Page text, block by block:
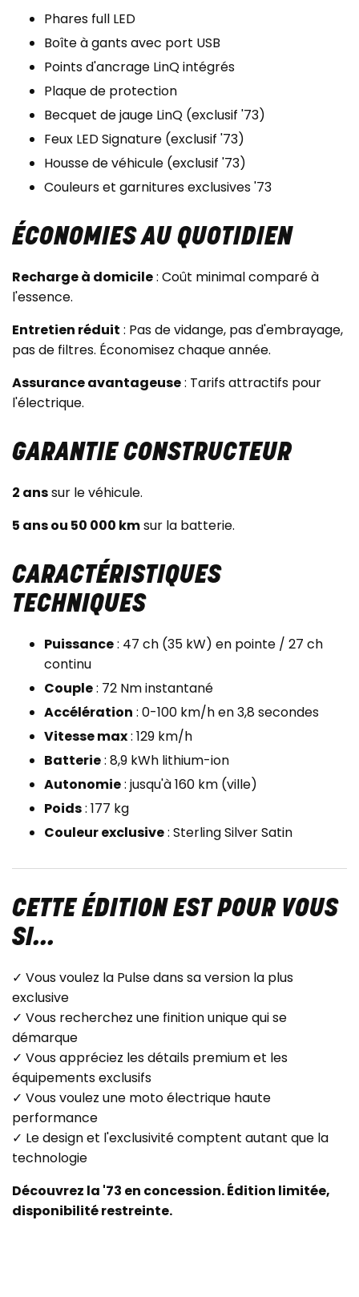
Phares full LED
Boîte à gants avec port USB
Points d'ancrage LinQ intégrés
Plaque de protection
Becquet de jauge LinQ (exclusif '73)
Feux LED Signature (exclusif '73)
Housse de véhicule (exclusif '73)
Couleurs et garnitures exclusives '73
ÉCONOMIES AU QUOTIDIEN
Recharge à domicile: Coût minimal comparé à
l'essence.
Entretien réduit : Pas de vidange, pas d'embrayage,
pas de filtres. Économisez chaque année.
Assurance avantageuse: Tarifs attractifs pour
l'électrique.
GARANTIE CONSTRUCTEUR
2 anssur le véhicule.
5 ans ou 50 000 kmsur la batterie.
CARACTÉRISTIQUES
TECHNIQUES
Puissance: 47 ch (35 kW) en pointe / 27 ch
continu
Couple: 72 Nm instantané
Accélération : 0-100 km/h en 3,8 secondes
Vitesse max: 129 km/h
Batterie: 8,9 kWh lithium-ion
Autonomie: jusqu'à 160 km (ville)
Poids: 177 kg
Couleur exclusive: Sterling Silver Satin
CETTE ÉDITION EST POUR VOUS
SI...
✓ Vous voulez la Pulse dans sa version la plus
exclusive
✓ Vous recherchez une finition unique qui se
démarque
✓ Vous appréciez les détails premium et les
équipements exclusifs
✓ Vous voulez une moto électrique haute
performance
✓ Le design et l'exclusivité comptent autant que la
technologie
Découvrez la '73 en concession. Édition limitée,
disponibilité restreinte.